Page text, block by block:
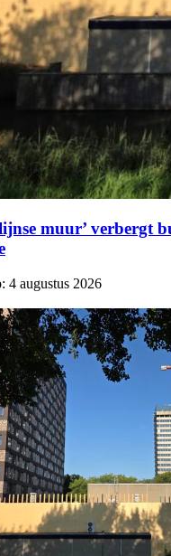
muur’ verbergt
4 augustus 2026